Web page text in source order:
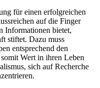
für einen erfolgreichen
auf die Finger
Informationen bietet,
stiftet. Dazu muss
entsprechend den
Wert in ihren Leben
sich auf Recherche